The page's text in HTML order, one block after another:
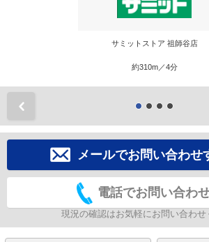
サミットストア 祖師谷店
約310m／4分
メールでお問い合わせ
電話でお問い合わ
現況の確認はお気軽にお問い合わせ